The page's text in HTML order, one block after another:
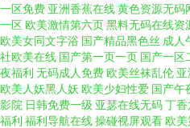
一区免费 亚洲香蕉在线黄色资源无码
一区欧美激情第六页黑料无码在线资
欧美女同文字浴 国产精品黑色丝 成人
社欧美在线 国产第一页一页 国产一区
夜福利 无码成人免费欧美丝袜乱伦
欧美人妖黑人妖 欧美少妇性爱 国产午
影院 日韩免费一级 亚瑟在线无码丁香
福利 福利导航在线操碰视屏观看欧美